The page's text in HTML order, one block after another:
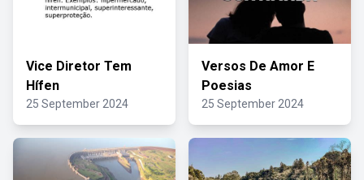
Vice Diretor Tem
Hífen
25 September 2024
Versos De Amor E
Poesias
25 September 2024